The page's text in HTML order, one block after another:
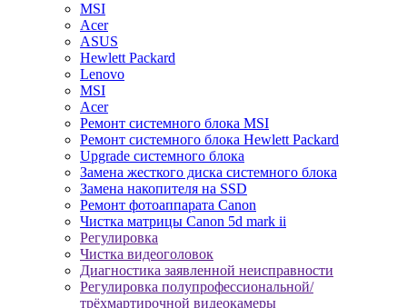
MSI
Acer
ASUS
Hewlett Packard
Lenovo
MSI
Acer
Ремонт системного блока MSI
Ремонт системного блока Hewlett Packard
Upgrade системного блока
Замена жесткого диска системного блока
Замена накопителя на SSD
Ремонт фотоаппарата Canon
Чистка матрицы Canon 5d mark ii
Регулировка
Чистка видеоголовок
Диагностика заявленной неисправности
Регулировка полупрофессиональной/
трёхмартирочной видеокамеры